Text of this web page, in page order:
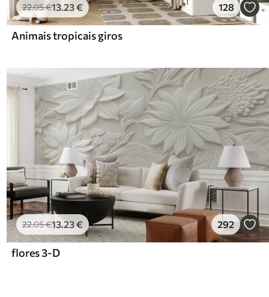
22.05€13.23€ 128
Animais tropicais giros
22.05€13.23€ 292
flores 3-D